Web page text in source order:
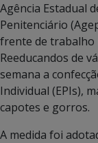
Agência Estadual
Penitenciário
frente de trabalho
Reeducandos de
semana a
Individual (EPIs),
capotes e gorros.
A medida foi